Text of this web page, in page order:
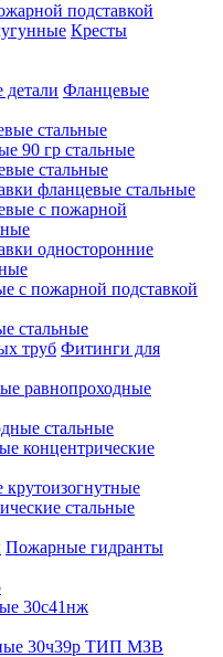
подставкой
Кресты
Фланцевые
стальные
90 гр стальные
стальные
фланцевые стальные
с пожарной
односторонние
с пожарной подставкой
стальные
Фитинги для
равнопроходные
стальные
концентрические
стальные
Пожарные гидранты
30с41нж
30ч39р ТИП МЗВ